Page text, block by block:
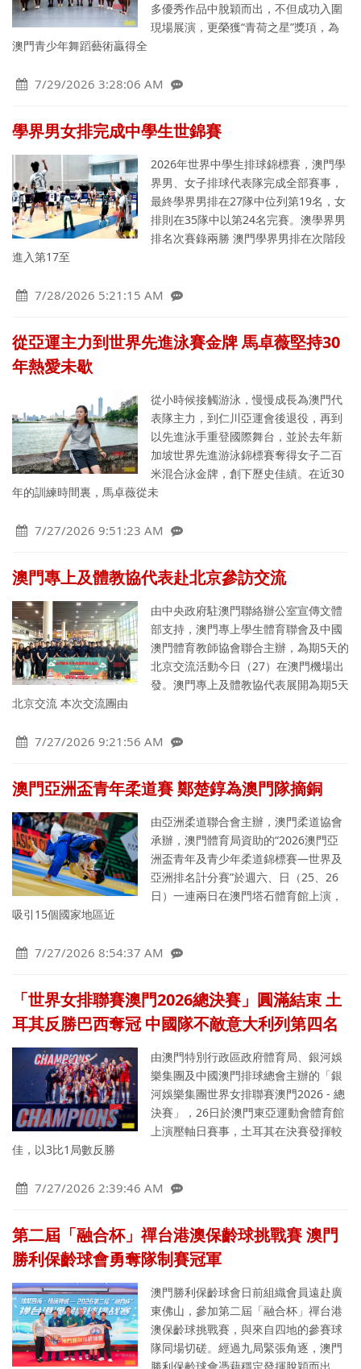
多優秀作品中脫穎而出，不但成功入圍
現場展演，更榮獲“青荷之星”獎項，為
澳門青少年舞蹈藝術贏得全
7/29/2026 3:28:06 AM
學界男女排完成中學生世錦賽
2026年世界中學生排球錦標賽，澳門學
界男、女子排球代表隊完成全部賽事，
最終學界男排在27隊中位列第19名，女
排則在35隊中以第24名完賽。澳學界男
排名次賽錄兩勝 澳門學界男排在次階段
進入第17至
7/28/2026 5:21:15 AM
從亞運主力到世界先進泳賽金牌 馬卓薇堅持30
年熱愛未歇
從小時候接觸游泳，慢慢成長為澳門代
表隊主力，到仁川亞運會後退役，再到
以先進泳手重登國際舞台，並於去年新
加坡世界先進游泳錦標賽奪得女子二百
米混合泳金牌，創下歷史佳績。在近30
年的訓練時間裏，馬卓薇從未
7/27/2026 9:51:23 AM
澳門專上及體教協代表赴北京參訪交流
由中央政府駐澳門聯絡辦公室宣傳文體
部支持，澳門專上學生體育聯會及中國
澳門體育教師協會聯合主辦，為期5天的
北京交流活動今日（27）在澳門機場出
發。澳門專上及體教協代表展開為期5天
北京交流 本次交流團由
7/27/2026 9:21:56 AM
澳門亞洲盃青年柔道賽 鄭楚錞為澳門隊摘銅
由亞洲柔道聯合會主辦，澳門柔道協會
承辦，澳門體育局資助的“2026澳門亞
洲盃青年及青少年柔道錦標賽—世界及
亞洲排名計分賽”於週六、日（25、26
日）一連兩日在澳門塔石體育館上演，
吸引15個國家地區近
7/27/2026 8:54:37 AM
「世界女排聯賽澳門2026總決賽」圓滿結束 土
耳其反勝巴西奪冠 中國隊不敵意大利列第四名
由澳門特別行政區政府體育局、銀河娛
樂集團及中國澳門排球總會主辦的「銀
河娛樂集團世界女排聯賽澳門2026 - 總
決賽」，26日於澳門東亞運動會體育館
上演壓軸日賽事，土耳其在決賽發揮較
佳，以3比1局數反勝
7/27/2026 2:39:46 AM
第二屆「融合杯」禪台港澳保齡球挑戰賽 澳門
勝利保齡球會勇奪隊制賽冠軍
澳門勝利保齡球會日前組織會員遠赴廣
東佛山，參加第二屆「融合杯」禪台港
澳保齡球挑戰賽，與來自四地的參賽球
隊同場切磋。經過九局緊張角逐，澳門